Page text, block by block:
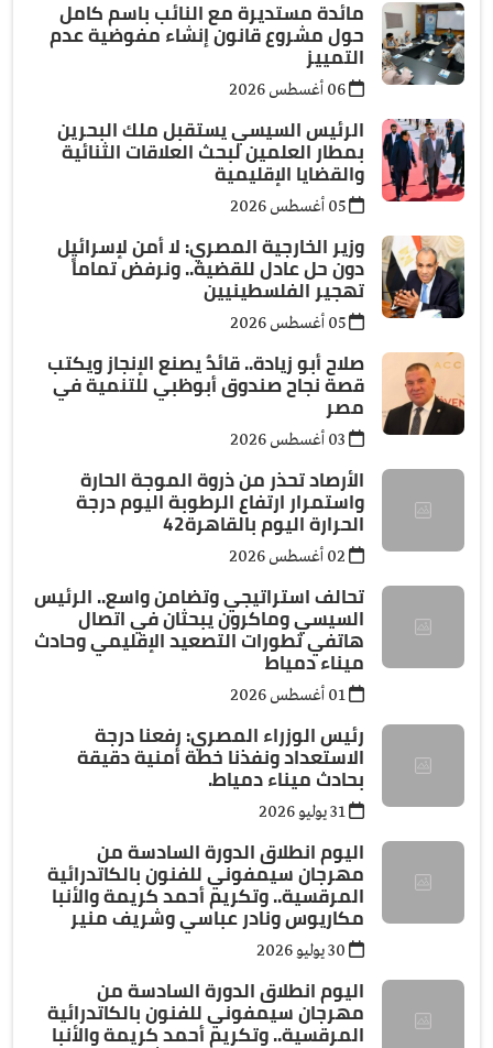
مائدة مستديرة مع النائب باسم كامل
حول مشروع قانون إنشاء مفوضية عدم
التمييز
الرئيس السيسي يستقبل ملك البحرين
بمطار العلمين لبحث العلاقات الثنائية
والقضايا الإقليمية
وزير الخارجية المصري: لا أمن لإسرائيل
دون حل عادل للقضية.. ونرفض تماماً
تهجير الفلسطينيين
صلاح أبو زيادة.. قائدٌ يصنع الإنجاز ويكتب
قصة نجاح صندوق أبوظبي للتنمية في
مصر
الأرصاد تحذر من ذروة الموجة الحارة
واستمرار ارتفاع الرطوبة اليوم درجة
الحرارة اليوم بالقاهرة42
تحالف استراتيجي وتضامن واسع.. الرئيس
السيسي وماكرون يبحثان في اتصال
هاتفي تطورات التصعيد الإقليمي وحادث
ميناء دمياط
رئيس الوزراء المصري: رفعنا درجة
الاستعداد ونفذنا خطة أمنية دقيقة
بحادث ميناء دمياط.
اليوم انطلاق الدورة السادسة من
مهرجان سيمفوني للفنون بالكاتدرائية
المرقسية.. وتكريم أحمد كريمة والأنبا
مكاريوس ونادر عباسي وشريف منير
اليوم انطلاق الدورة السادسة من
مهرجان سيمفوني للفنون بالكاتدرائية
المرقسية.. وتكريم أحمد كريمة والأنبا